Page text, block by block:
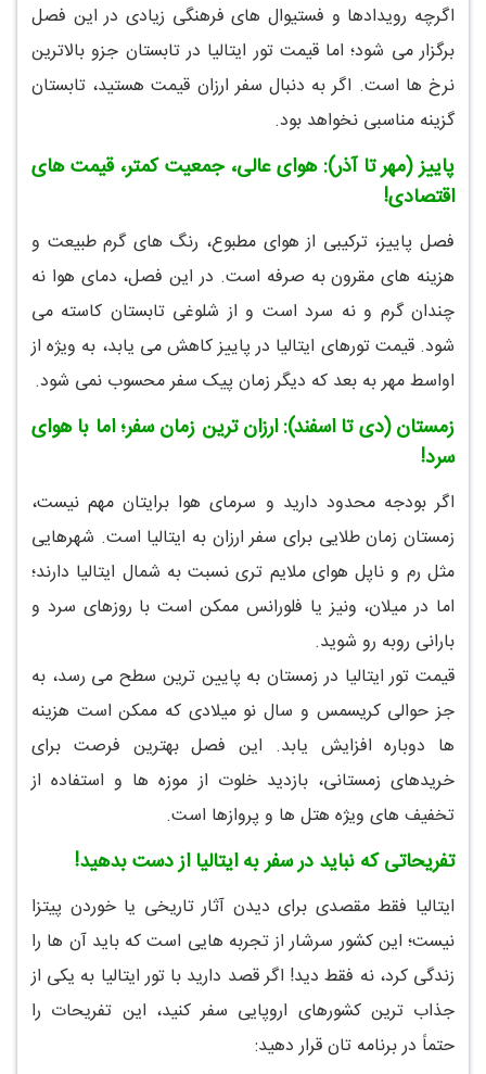
اگرچه رویدادها و فستیوال های فرهنگی زیادی در این فصل
برگزار می شود؛ اما قیمت تور ایتالیا در تابستان جزو بالاترین
نرخ ها است. اگر به دنبال سفر ارزان قیمت هستید، تابستان
گزینه مناسبی نخواهد بود.
پاییز (مهر تا آذر): هوای عالی، جمعیت کمتر، قیمت های
اقتصادی!
فصل پاییز، ترکیبی از هوای مطبوع، رنگ های گرم طبیعت و
هزینه های مقرون به صرفه است. در این فصل، دمای هوا نه
چندان گرم و نه سرد است و از شلوغی تابستان کاسته می
شود. قیمت تورهای ایتالیا در پاییز کاهش می یابد، به ویژه از
اواسط مهر به بعد که دیگر زمان پیک سفر محسوب نمی شود.
زمستان (دی تا اسفند): ارزان ترین زمان سفر؛ اما با هوای
سرد!
اگر بودجه محدود دارید و سرمای هوا برایتان مهم نیست،
زمستان زمان طلایی برای سفر ارزان به ایتالیا است. شهرهایی
مثل رم و ناپل هوای ملایم تری نسبت به شمال ایتالیا دارند؛
اما در میلان، ونیز یا فلورانس ممکن است با روزهای سرد و
بارانی روبه رو شوید.
قیمت تور ایتالیا در زمستان به پایین ترین سطح می رسد، به
جز حوالی کریسمس و سال نو میلادی که ممکن است هزینه
ها دوباره افزایش یابد. این فصل بهترین فرصت برای
خریدهای زمستانی، بازدید خلوت از موزه ها و استفاده از
تخفیف های ویژه هتل ها و پروازها است.
تفریحاتی که نباید در سفر به ایتالیا از دست بدهید!
ایتالیا فقط مقصدی برای دیدن آثار تاریخی یا خوردن پیتزا
نیست؛ این کشور سرشار از تجربه هایی است که باید آن ها را
زندگی کرد، نه فقط دید! اگر قصد دارید با تور ایتالیا به یکی از
جذاب ترین کشورهای اروپایی سفر کنید، این تفریحات را
حتماً در برنامه تان قرار دهید: